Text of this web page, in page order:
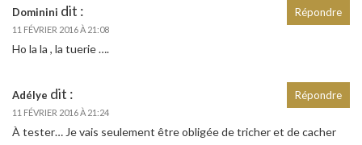
Dominini dit :
11 FÉVRIER 2016 À 21:08
Ho la la , la tuerie ….
Répondre
Adélye dit :
11 FÉVRIER 2016 À 21:24
À tester… Je vais seulement être obligée de tricher et de cacher
Répondre